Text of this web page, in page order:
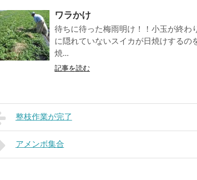
ワラかけ
待ちに待った梅雨明け！！小玉が終わ
に隠れていないスイカが日焼けするの
焼...
記事を読む
整枝作業が完了
アメンボ集合